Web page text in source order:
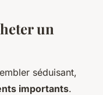
un
séduisant,
importants.